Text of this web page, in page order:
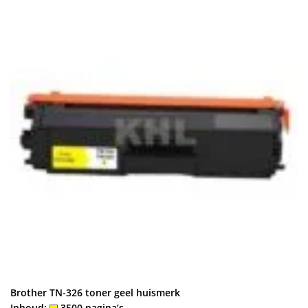
Brother TN-326 toner geel huismerk